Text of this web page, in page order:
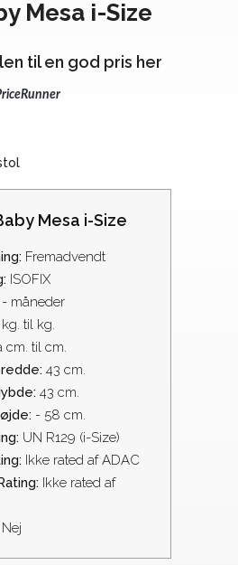
Mesa i-Size
til en god pris her
Mesa i-Size
Fremadvendt
ISOFIX
- måneder
kg. til kg.
cm. til cm.
43 cm.
43 cm.
- 58 cm.
UN R129 (i-Size)
Ikke rated af ADAC
Ikke rated af
Nej